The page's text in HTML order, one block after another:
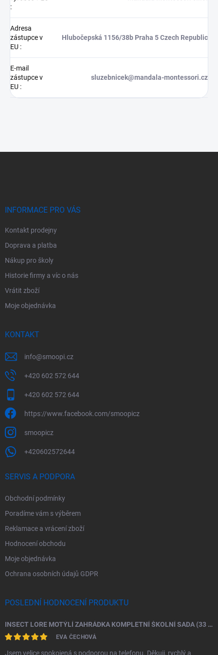
:
Adresa
zástupce v
EU :
Hlubočepská 1156/38b Praha 5 Czech Republic
E-mail
zástupce v
EU :
sluzebnicek@mandala-montessori.cz
INFORMACE PRO VÁS
Kontakt prodejny
Doprava a platba
Nákup pro školy
Historie firmy a víc o nás
Vrátit zboží
Moje objednávka
KONTAKT
info@smoopi.cz
+420 602 572 644
+420 602 572 644
https://www.facebook.com/smoopicz
smoopicz
+420602572644
SERVIS A PODPORA
Obchodní podmínky
Poradíme vám s výběrem
Reklamace a vrácení zboží
Hodnocení obchodu
Moje objednávka
Ochrana osobních údajů GDPR
POSLEDNÍ HODNOCENÍ PRODUKTU
INSECT LORE MOTÝLÍ ZAHRÁDKA KOMPLETNÍ ŠKOLNÍ SADA (33 HOUSENEK)
EVA ČECHOVÁ
Jsem velice spokojená s podporou na telefonu. Děkuji, rychlý a